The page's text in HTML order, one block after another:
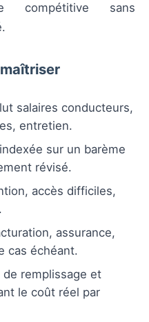
compétitive sans
salaires conducteurs,
entretien.
sur un barème
révisé.
accès difficiles,
assurance,
cas échéant.
de remplissage et
le coût réel par